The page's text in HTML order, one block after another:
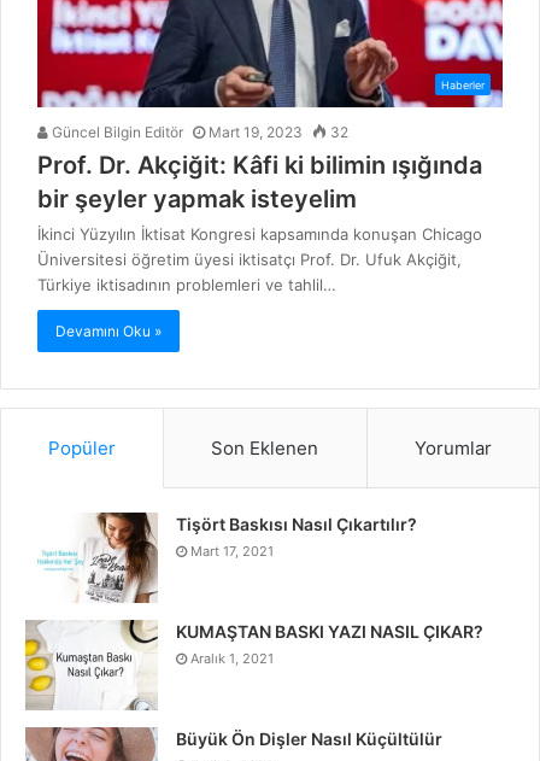
Haberler
Güncel Bilgin Editör Mart 19, 2023 32
Prof. Dr. Akçiğit: Kâfi ki bilimin ışığında
bir şeyler yapmak isteyelim
İkinci Yüzyılın İktisat Kongresi kapsamında konuşan Chicago
Üniversitesi öğretim üyesi iktisatçı Prof. Dr. Ufuk Akçiğit,
Türkiye iktisadının problemleri ve tahlil…
Devamını Oku »
Popüler Son Eklenen Yorumlar
Tişört Baskısı Nasıl Çıkartılır?
Mart 17, 2021
KUMAŞTAN BASKI YAZI NASIL ÇIKAR?
Aralık 1, 2021
Büyük Ön Dişler Nasıl Küçültülür